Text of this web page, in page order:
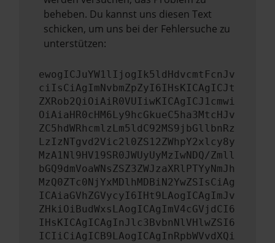
beheben. Du kannst uns diesen Text
schicken, um uns bei der Fehlersuche zu
unterstützen:
ewogICJuYW1lIjogIk5ldHdvcmtFcnJv
ciIsCiAgImNvbmZpZyI6IHsKICAgICJt
ZXRob2QiOiAiR0VUIiwKICAgICJ1cmwi
OiAiaHR0cHM6Ly9hcGkueC5ha3MtcHJv
ZC5hdWRhcmlzLm5ldC92MS9jbGllbnRz
LzIzNTgvd2Vic2l0ZS12ZWhpY2xlcy8y
MzA1Nl9HV19SR0JWUyUyMzIwNDQ/Zmll
bGQ9dmVoaWNsZSZ3ZWJzaXRlPTYyNmJh
MzQ0ZTc0NjYxMDlhMDBiN2YwZSIsCiAg
ICAiaGVhZGVycyI6IHt9LAogICAgImJv
ZHkiOiBudWxsLAogICAgImV4cGVjdCI6
IHsKICAgICAgInJlc3BvbnNlVHlwZSI6
ICIiCiAgICB9LAogICAgInRpbWVvdXQi